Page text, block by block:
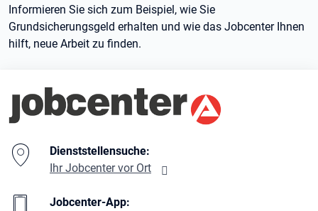
Informieren Sie sich zum Beispiel, wie Sie
Grundsicherungsgeld erhalten und wie das Jobcenter Ihnen
hilft, neue Arbeit zu finden.
Branding-Bereich Beschreibung
Dienststellensuche:
Ihr Jobcenter vor Ort
Jobcenter-App: